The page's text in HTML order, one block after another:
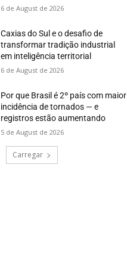
6 de August de 2026
Caxias do Sul e o desafio de
transformar tradição industrial
em inteligência territorial
6 de August de 2026
Por que Brasil é 2º país com maior
incidência de tornados — e
registros estão aumentando
5 de August de 2026
Carregar